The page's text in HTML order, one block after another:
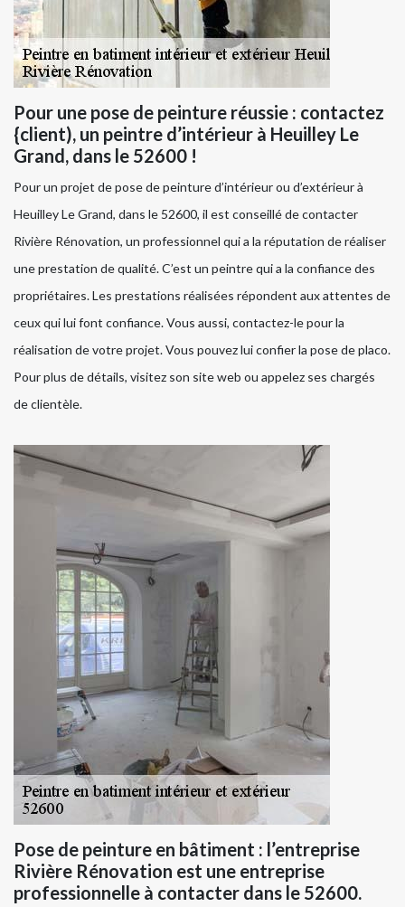
Pour une pose de peinture réussie : contactez
{client), un peintre d’intérieur à Heuilley Le
Grand, dans le 52600 !
Pour un projet de pose de peinture d’intérieur ou d’extérieur à
Heuilley Le Grand, dans le 52600, il est conseillé de contacter
Rivière Rénovation, un professionnel qui a la réputation de réaliser
une prestation de qualité. C’est un peintre qui a la confiance des
propriétaires. Les prestations réalisées répondent aux attentes de
ceux qui lui font confiance. Vous aussi, contactez-le pour la
réalisation de votre projet. Vous pouvez lui confier la pose de placo.
Pour plus de détails, visitez son site web ou appelez ses chargés
de clientèle.
Pose de peinture en bâtiment : l’entreprise
Rivière Rénovation est une entreprise
professionnelle à contacter dans le 52600.